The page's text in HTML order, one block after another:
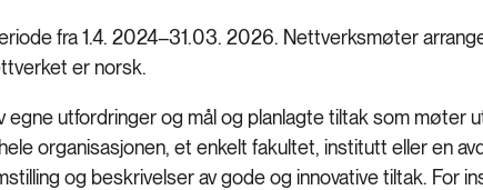
fra 1.4. 2024–31.03. 2026. Nettverksmøter
er norsk.
egne utfordringer og mål og planlagte tiltak som møter
organisasjonen, et enkelt fakultet, institutt eller en
og beskrivelser av gode og innovative tiltak. For